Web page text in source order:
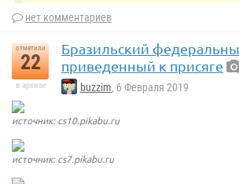
нет комментариев
отметили
22
в архиве
Бразильский
приведенный к присяге
buzzim, 6 Февраля 2019
источник: cs10.pikabu.ru
источник: cs7.pikabu.ru